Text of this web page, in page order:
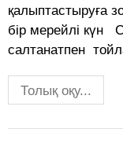
қалыптастыруға
бір мерейлі күн
салтанатпен
Толық оқу...